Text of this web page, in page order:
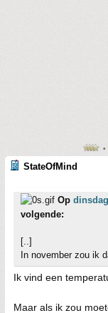
StateOfMind
Op
volgende:
[..]
In november zou ik
Ik vind een
Maar als ik zou